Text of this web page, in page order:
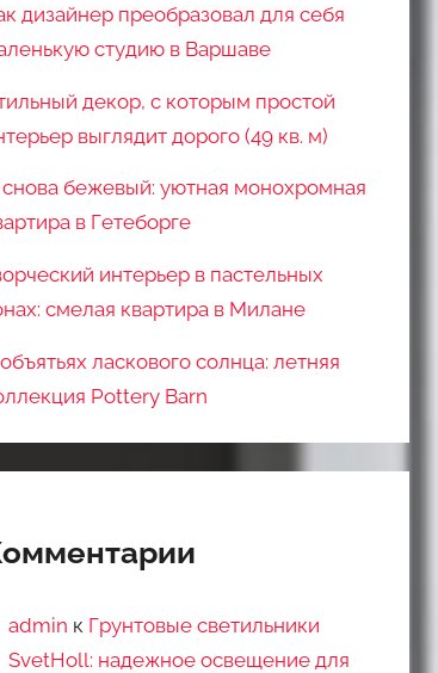
дизайнер преобразовал для себя
студию в Варшаве
декор, с которым простой
выглядит дорого (49 кв. м)
бежевый: уютная монохромная
в Гетеборге
интерьер в пастельных
смелая квартира в Милане
ласкового солнца: летняя
Pottery Barn
admin к Грунтовые светильники
SvetHoll: надежное освещение для